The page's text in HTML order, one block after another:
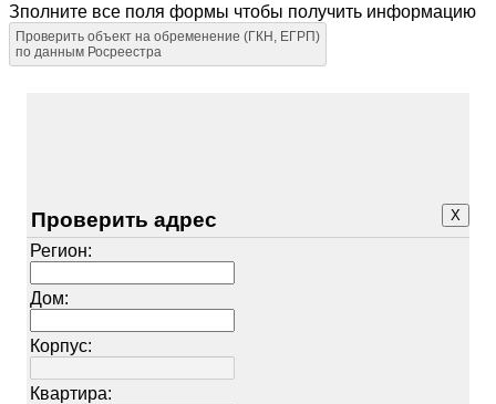
Зполните все поля формы чтобы получить информацию
Проверить объект на обременение (ГКН, ЕГРП)
по данным Росреестра
X
Проверить адрес
Регион:
Дом:
Корпус:
Квартира: